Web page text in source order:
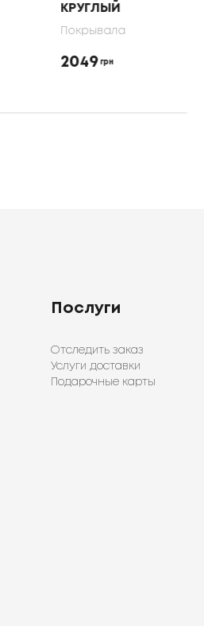
КРУГЛЫЙ
Покрывала
1452
Послуги
Отследить заказ
Услуги доставки
Подарочные карты